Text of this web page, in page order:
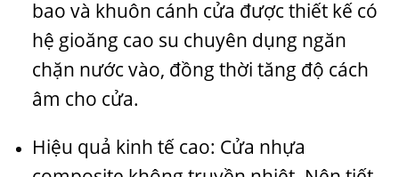
bao và khuôn cánh cửa được thiết kế có
hệ gioăng cao su chuyên dụng ngăn
chặn nước vào, đồng thời tăng độ cách
âm cho cửa.
Hiệu quả kinh tế cao: Cửa nhựa